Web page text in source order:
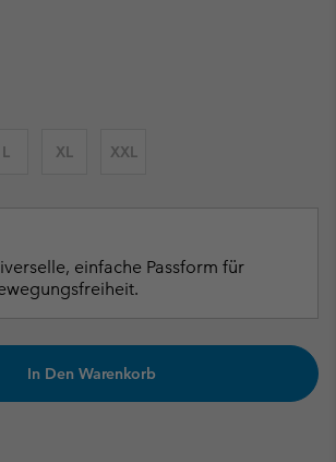
L XL XXL
einfache Passform für
In Den Warenkorb